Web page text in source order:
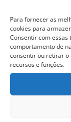
Para fornecer as
cookies para
Consentir com
comportamento de
consentir ou retirar
recursos e funções.
Curso